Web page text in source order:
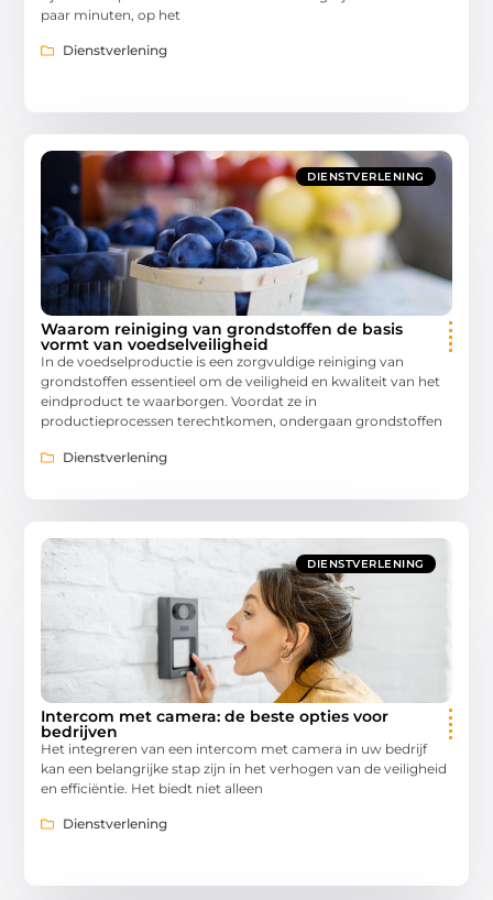
paar minuten, op het
Dienstverlening
DIENSTVERLENING
Waarom reiniging van grondstoffen de basis
vormt van voedselveiligheid
In de voedselproductie is een zorgvuldige reiniging van
grondstoffen essentieel om de veiligheid en kwaliteit van het
eindproduct te waarborgen. Voordat ze in
productieprocessen terechtkomen, ondergaan grondstoffen
Dienstverlening
DIENSTVERLENING
Intercom met camera: de beste opties voor
bedrijven
Het integreren van een intercom met camera in uw bedrijf
kan een belangrijke stap zijn in het verhogen van de veiligheid
en efficiëntie. Het biedt niet alleen
Dienstverlening